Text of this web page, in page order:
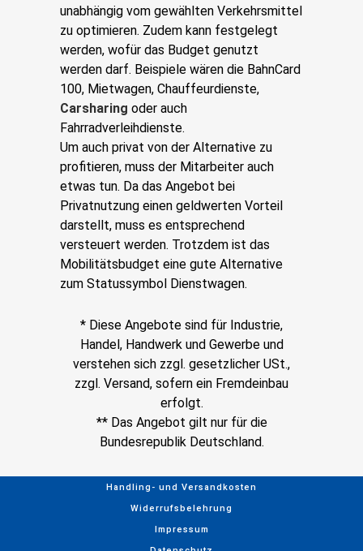
unabhängig vom gewählten Verkehrsmittel
zu optimieren. Zudem kann festgelegt
werden, wofür das Budget genutzt
werden darf. Beispiele wären die BahnCard
100, Mietwagen, Chauffeurdienste,
Carsharing oder auch
Fahrradverleihdienste.
Um auch privat von der Alternative zu
profitieren, muss der Mitarbeiter auch
etwas tun. Da das Angebot bei
Privatnutzung einen geldwerten Vorteil
darstellt, muss es entsprechend
versteuert werden. Trotzdem ist das
Mobilitätsbudget eine gute Alternative
zum Statussymbol Dienstwagen.
* Diese Angebote sind für Industrie,
Handel, Handwerk und Gewerbe und
verstehen sich zzgl. gesetzlicher USt.,
zzgl. Versand, sofern ein Fremdeinbau
erfolgt.
** Das Angebot gilt nur für die
Bundesrepublik Deutschland.
Handling- und Versandkosten
Widerrufsbelehrung
Impressum